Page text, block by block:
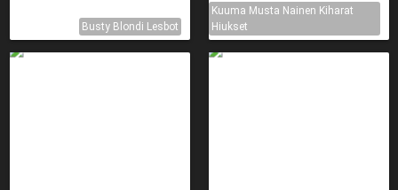
Busty Blondi Lesbot
Kuuma Musta Nainen Kiharat
Hiukset